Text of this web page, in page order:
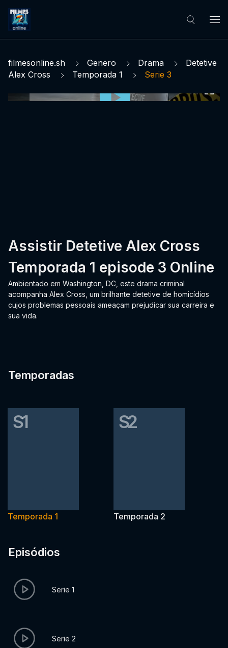
filmesonline.sh Genero Drama
Detetive
Alex Cross
Temporada 1 Serie 3
Assistir Detetive Alex Cross
Temporada 1 episode 3 Online
Ambientado em Washington, DC, este drama criminal
acompanha Alex Cross, um brilhante detetive de homicídios
cujos problemas pessoais ameaçam prejudicar sua carreira e
sua vida.
Temporadas
S1
Temporada 1
S2
Temporada 2
Episódios
Serie 1
Serie 2